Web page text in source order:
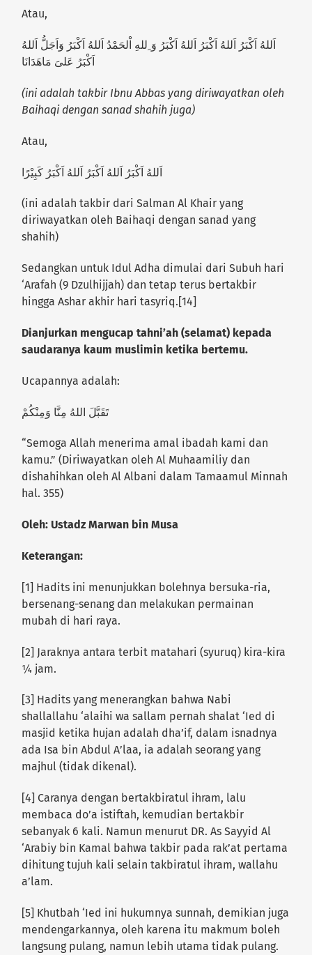
Atau,
اَللهُ اَكْبَرُ اَللهُ اَكْبَرُ اَللهُ اَكْبَرُ وَ ِللهِ اْلحَمْدُ اَللهُ اَكْبَرُ وَاَجَلُّ اَللهُ
اَكْبَرُ عَلىَ مَاهَدَانَا
(ini adalah takbir Ibnu Abbas yang diriwayatkan oleh
Baihaqi dengan sanad shahih juga)
Atau,
اَللهُ اَكْبَرُ اَللهُ اَكْبَرُ اَللهُ اَكْبَرُ كَبِيْرًا
(ini adalah takbir dari Salman Al Khair yang
diriwayatkan oleh Baihaqi dengan sanad yang
shahih)
Sedangkan untuk Idul Adha dimulai dari Subuh hari
‘Arafah (9 Dzulhijjah) dan tetap terus bertakbir
hingga Ashar akhir hari tasyriq.[14]
Dianjurkan mengucap tahni’ah (selamat) kepada
saudaranya kaum muslimin ketika bertemu.
Ucapannya adalah:
تَقَبَّلَ اللهُ مِنَّا وَمِنْكُمْ
“Semoga Allah menerima amal ibadah kami dan
kamu.” (Diriwayatkan oleh Al Muhaamiliy dan
dishahihkan oleh Al Albani dalam Tamaamul Minnah
hal. 355)
Oleh: Ustadz Marwan bin Musa
Keterangan:
[1] Hadits ini menunjukkan bolehnya bersuka-ria,
bersenang-senang dan melakukan permainan
mubah di hari raya.
[2] Jaraknya antara terbit matahari (syuruq) kira-kira
¼ jam.
[3] Hadits yang menerangkan bahwa Nabi
shallallahu ‘alaihi wa sallam pernah shalat ‘Ied di
masjid ketika hujan adalah dha’if, dalam isnadnya
ada Isa bin Abdul A’laa, ia adalah seorang yang
majhul (tidak dikenal).
[4] Caranya dengan bertakbiratul ihram, lalu
membaca do’a istiftah, kemudian bertakbir
sebanyak 6 kali. Namun menurut DR. As Sayyid Al
‘Arabiy bin Kamal bahwa takbir pada rak’at pertama
dihitung tujuh kali selain takbiratul ihram, wallahu
a’lam.
[5] Khutbah ‘Ied ini hukumnya sunnah, demikian juga
mendengarkannya, oleh karena itu makmum boleh
langsung pulang, namun lebih utama tidak pulang.